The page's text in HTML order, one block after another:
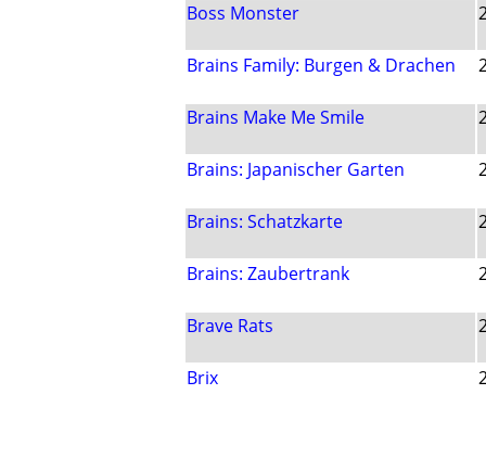
Boss Monster
Brains Family: Burgen & Drachen
Brains Make Me Smile
Brains: Japanischer Garten
Brains: Schatzkarte
Brains: Zaubertrank
Brave Rats
Brix